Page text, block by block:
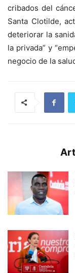
cribados del
Santa Clotilde,
deteriorar la
la privada” y
negocio de la